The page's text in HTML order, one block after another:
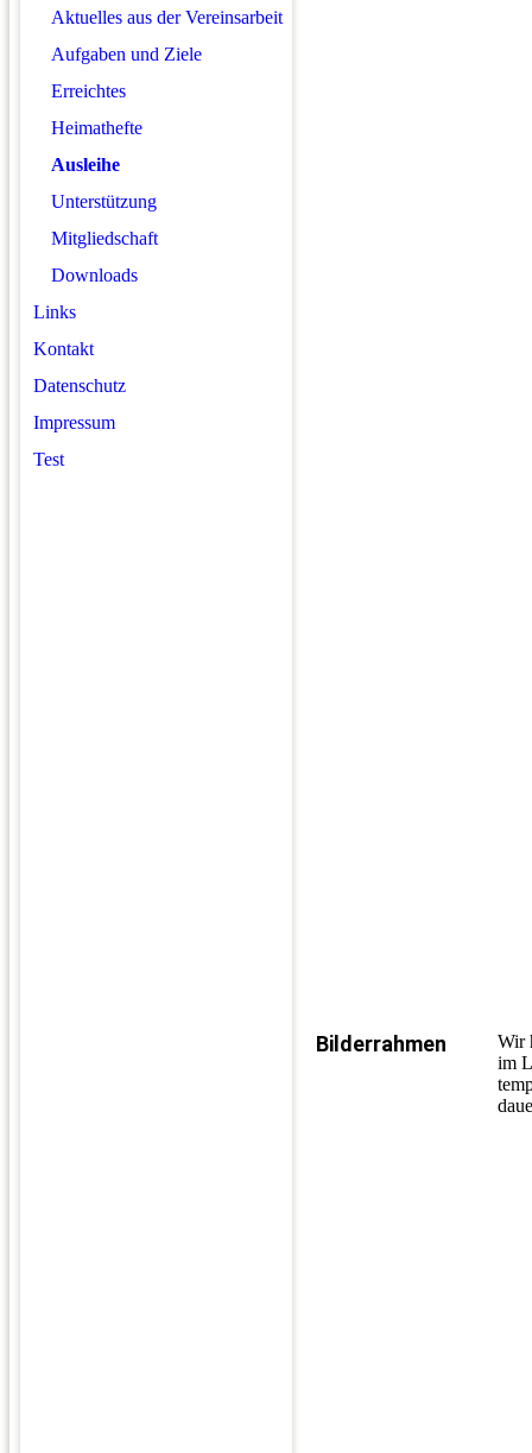
Aktuelles aus der Vereinsarbeit
Aufgaben und Ziele
Erreichtes
Heimathefte
Ausleihe
Unterstützung
Mitgliedschaft
Downloads
Links
Kontakt
Datenschutz
Impressum
Test
Bilderrahmen
Wir
im